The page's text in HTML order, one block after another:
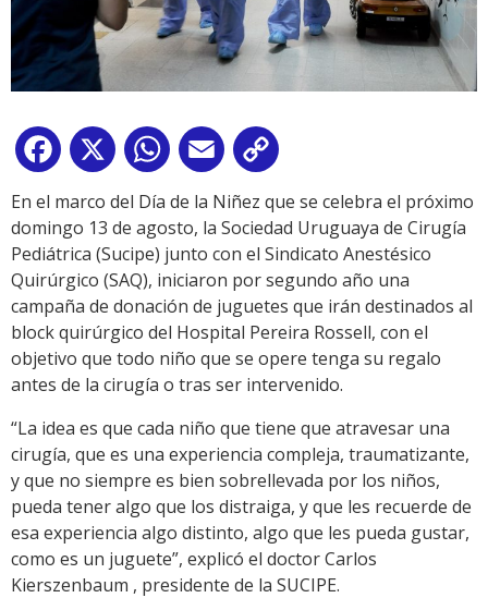
Facebook
X WhatsApp
Email
Link
En el marco del Día de la Niñez que se celebra el próximo
domingo 13 de agosto, la Sociedad Uruguaya de Cirugía
Pediátrica (Sucipe) junto con el Sindicato Anestésico
Quirúrgico (SAQ), iniciaron por segundo año una
campaña de donación de juguetes que irán destinados al
block quirúrgico del Hospital Pereira Rossell, con el
objetivo que todo niño que se opere tenga su regalo
antes de la cirugía o tras ser intervenido.
“La idea es que cada niño que tiene que atravesar una
cirugía, que es una experiencia compleja, traumatizante,
y que no siempre es bien sobrellevada por los niños,
pueda tener algo que los distraiga, y que les recuerde de
esa experiencia algo distinto, algo que les pueda gustar,
como es un juguete”, explicó el doctor Carlos
Kierszenbaum , presidente de la SUCIPE.